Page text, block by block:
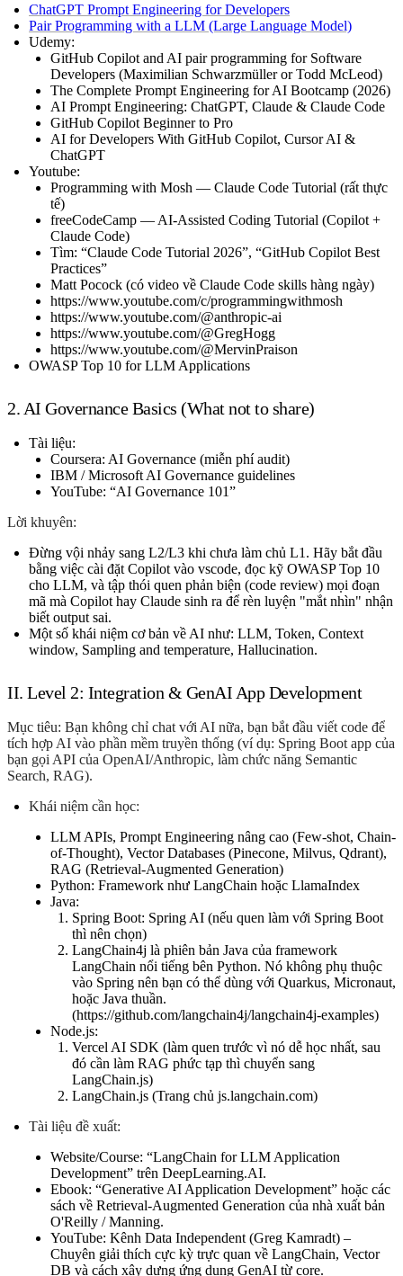
ChatGPT Prompt Engineering for Developers
Pair Programming with a LLM (Large Language Model)
Udemy:
GitHub Copilot and AI pair programming for Software
Developers (Maximilian Schwarzmüller or Todd McLeod)
The Complete Prompt Engineering for AI Bootcamp (2026)
AI Prompt Engineering: ChatGPT, Claude & Claude Code
GitHub Copilot Beginner to Pro
AI for Developers With GitHub Copilot, Cursor AI &
ChatGPT
Youtube:
Programming with Mosh — Claude Code Tutorial (rất thực
tế)
freeCodeCamp — AI-Assisted Coding Tutorial (Copilot +
Claude Code)
Tìm: “Claude Code Tutorial 2026”, “GitHub Copilot Best
Practices”
Matt Pocock (có video về Claude Code skills hàng ngày)
https://www.youtube.com/c/programmingwithmosh
https://www.youtube.com/@anthropic-ai
https://www.youtube.com/@GregHogg
https://www.youtube.com/@MervinPraison
OWASP Top 10 for LLM Applications
2. AI Governance Basics (What not to share)
Tài liệu:
Coursera: AI Governance (miễn phí audit)
IBM / Microsoft AI Governance guidelines
YouTube: “AI Governance 101”
Lời khuyên:
Đừng vội nhảy sang L2/L3 khi chưa làm chủ L1. Hãy bắt đầu
bằng việc cài đặt Copilot vào vscode, đọc kỹ OWASP Top 10
cho LLM, và tập thói quen phản biện (code review) mọi đoạn
mã mà Copilot hay Claude sinh ra để rèn luyện "mắt nhìn" nhận
biết output sai.
Một số khái niệm cơ bản về AI như: LLM, Token, Context
window, Sampling and temperature, Hallucination.
II. Level 2: Integration & GenAI App Development
Mục tiêu: Bạn không chỉ chat với AI nữa, bạn bắt đầu viết code để
tích hợp AI vào phần mềm truyền thống (ví dụ: Spring Boot app của
bạn gọi API của OpenAI/Anthropic, làm chức năng Semantic
Search, RAG).
Khái niệm cần học:
LLM APIs, Prompt Engineering nâng cao (Few-shot, Chain-
of-Thought), Vector Databases (Pinecone, Milvus, Qdrant),
RAG (Retrieval-Augmented Generation)
Python: Framework như LangChain hoặc LlamaIndex
Java:
Spring Boot: Spring AI (nếu quen làm với Spring Boot
thì nên chọn)
LangChain4j là phiên bản Java của framework
LangChain nổi tiếng bên Python. Nó không phụ thuộc
vào Spring nên bạn có thể dùng với Quarkus, Micronaut,
hoặc Java thuần.
(https://github.com/langchain4j/langchain4j-examples)
Node.js:
Vercel AI SDK (làm quen trước vì nó dễ học nhất, sau
đó cần làm RAG phức tạp thì chuyển sang
LangChain.js)
LangChain.js (Trang chủ js.langchain.com)
Tài liệu đề xuất:
Website/Course: “LangChain for LLM Application
Development” trên DeepLearning.AI.
Ebook: “Generative AI Application Development” hoặc các
sách về Retrieval-Augmented Generation của nhà xuất bản
O'Reilly / Manning.
YouTube: Kênh Data Independent (Greg Kamradt) –
Chuyên giải thích cực kỳ trực quan về LangChain, Vector
DB và cách xây dựng ứng dụng GenAI từ core.